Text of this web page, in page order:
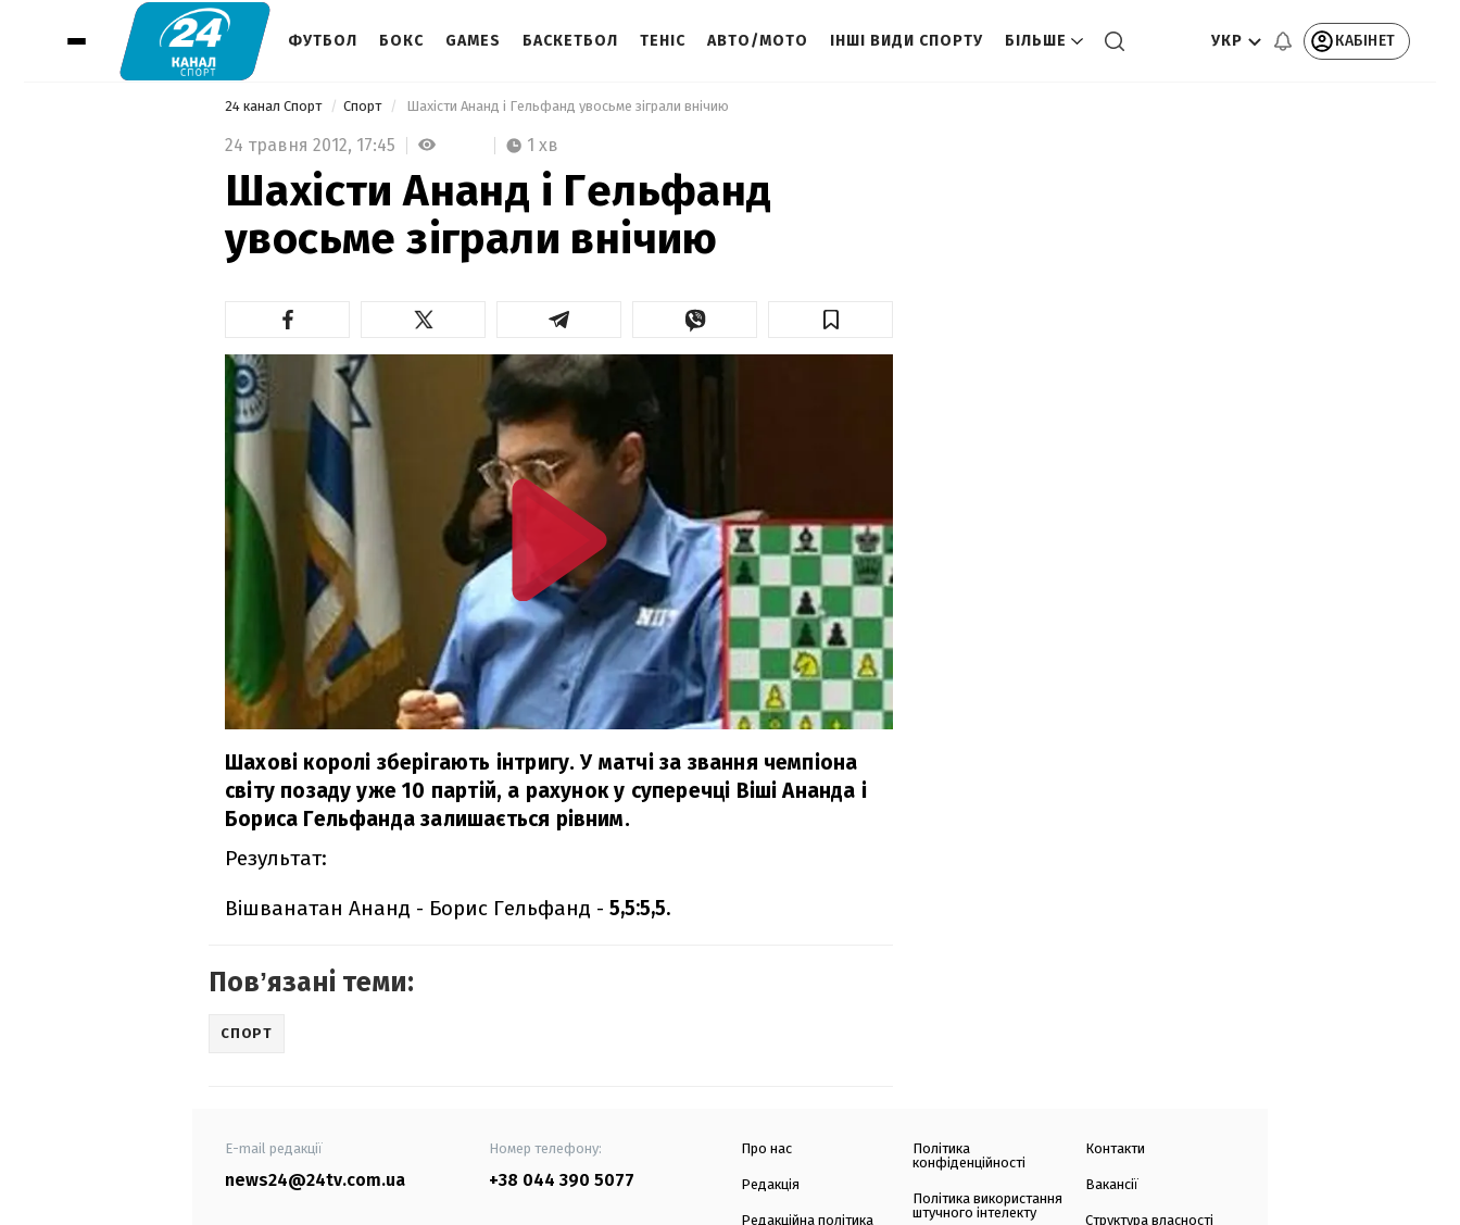
ФУТБОЛ БОКС GAMES БАСКЕТБОЛ ТЕНІС АВТО/МОТО ІНШІ ВИДИ СПОРТУ БІЛЬШЕ УКР КАБІНЕТ
24 канал Спорт Спорт Шахісти Ананд і Гельфанд увосьме зіграли внічию
24 травня 2012, 17:45 1 хв
Шахісти Ананд і Гельфанд
увосьме зіграли внічию
Шахові королі зберігають інтригу. У матчі за звання чемпіона
світу позаду уже 10 партій, а рахунок у суперечці Віші Ананда і
Бориса Гельфанда залишається рівним.
Результат:
Вішванатан Ананд - Борис Гельфанд - 5,5:5,5.
Повʼязані теми:
СПОРТ
E-mail редакції
news24@24tv.com.ua
Номер телефону:
+38 044 390 5077
Про нас
Редакція
Редакційна політика
Політика
конфіденційності
Політика використання
штучного інтелекту
Контакти
Вакансії
Структура власності